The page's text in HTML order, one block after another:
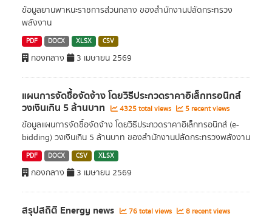
ข้อมูลยานพาหนะราชการส่วนกลาง ของสำนักงานปลัดกระทรวง
พลังงาน
PDF DOCX XLSX CSV
กองกลาง 3 เมษายน 2569
แผนการจัดซื้อจัดจ้าง โดยวิธีประกวดราคาอิเล็กทรอนิกส์
วงเงินเกิน 5 ล้านบาท 4325 total views 5 recent views
ข้อมูลแผนการจัดซื้อจัดจ้าง โดยวิธีประกวดราคาอิเล็กทรอนิกส์ (e-
bidding) วงเงินเกิน 5 ล้านบาท ของสำนักงานปลัดกระทรวงพลังงาน
PDF DOCX CSV XLSX
กองกลาง 3 เมษายน 2569
สรุปสถิติ Energy news 76 total views 8 recent views